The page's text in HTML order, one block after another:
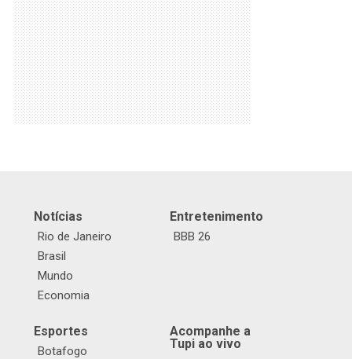
Notícias
Rio de Janeiro
Brasil
Mundo
Economia
Entretenimento
BBB 26
Esportes
Botafogo
Acompanhe a
Tupi ao vivo